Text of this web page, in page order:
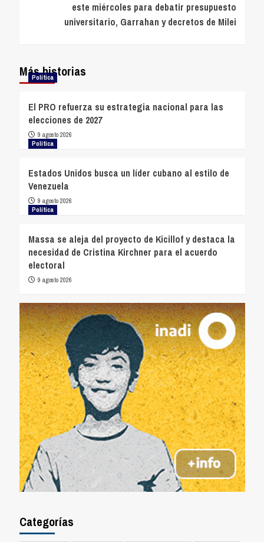
este miércoles para debatir presupuesto
universitario, Garrahan y decretos de Milei
Más historias
Política
El PRO refuerza su estrategia nacional para las
elecciones de 2027
9 agosto 2026
Política
Estados Unidos busca un líder cubano al estilo de
Venezuela
9 agosto 2026
Política
Massa se aleja del proyecto de Kicillof y destaca la
necesidad de Cristina Kirchner para el acuerdo
electoral
9 agosto 2026
Categorías